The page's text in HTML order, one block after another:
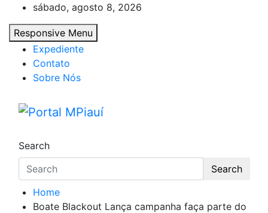
content
sábado, agosto 8, 2026
Responsive Menu
Expediente
Contato
Sobre Nós
Search
Search
Home
Boate Blackout Lança campanha faça parte do